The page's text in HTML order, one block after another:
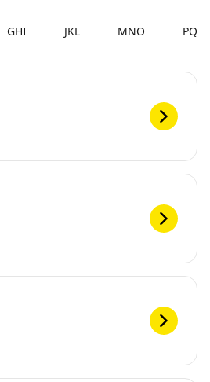
GHI JKL MNO PQRS